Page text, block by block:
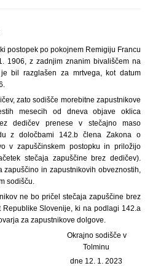
postopek po pokojnem Remigiju Francu
1906, z zadnjim znanim bivališčem na
bil razglašen za mrtvega, kot datum
zato sodišče morebitne zapustnikove
mesecih od dneva objave oklica
dedičev prenese v stečajno maso
z določbami 142.b člena Zakona o
v zapuščinskem postopku in priložijo
stečaja zapuščine brez dedičev).
zapuščino in zapustnikovih obveznostih,
sodišču.
ne bo pričel stečaja zapuščine brez
Slovenije, ki na podlagi 142.a
za zapustnikove dolgove.
Okrajno sodišče v
Tolminu
dne 12. 1. 2023